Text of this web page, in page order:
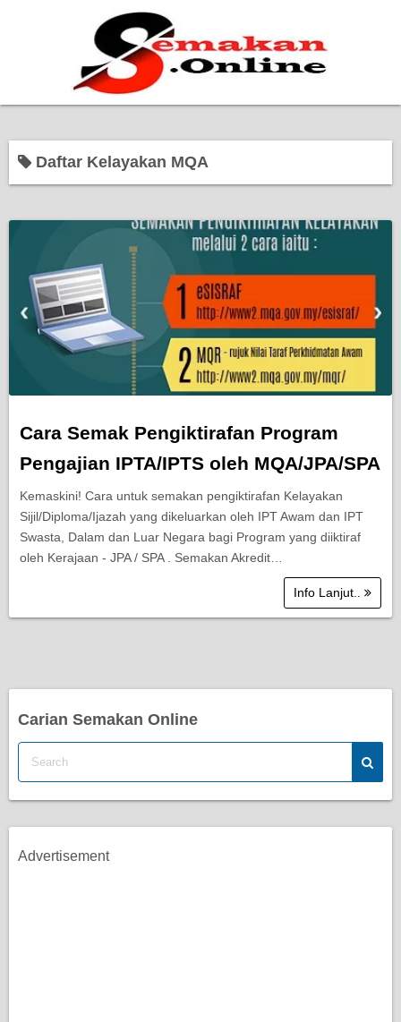
Bantuan Kerajaan
Pendidikan
Kerja Kosong Terkini
Daftar Kelayakan MQA
Cara Semak Pengiktirafan Program
Pengajian IPTA/IPTS oleh MQA/JPA/SPA
Kemaskini! Cara untuk semakan pengiktirafan Kelayakan
Sijil/Diploma/Ijazah yang dikeluarkan oleh IPT Awam dan IPT
Swasta, Dalam dan Luar Negara bagi Program yang diiktiraf
oleh Kerajaan - JPA / SPA . Semakan Akredit…
Info Lanjut..
Carian Semakan Online
Advertisement